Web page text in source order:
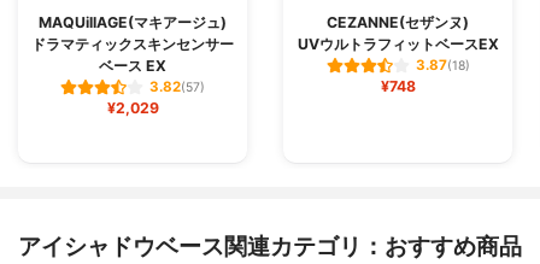
MAQUillAGE(マキアージュ)
ドラマティックスキンセンサー
ベース EX
3.82(57)
¥2,029
CEZANNE(セザンヌ)
UVウルトラフィットベースEX
3.87(18)
¥748
アイシャドウベース関連カテゴリ：おすすめ商品